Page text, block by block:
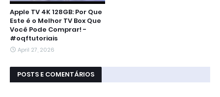
Apple TV 4K 128GB: Por Que
Este é o Melhor TV Box Que
Você Pode Comprar! -
#oqftutoriais
April 27, 2026
POSTS E COMENTÁRIOS